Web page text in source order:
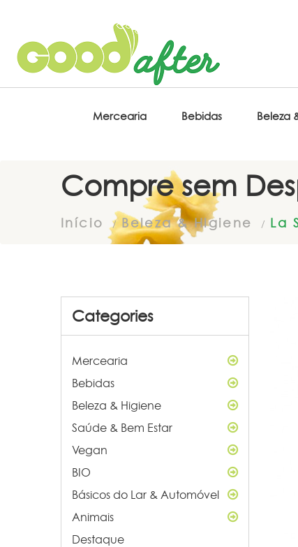
Mercearia Bebidas Beleza
Compre sem
Início Beleza & Higiene La
Categories
Mercearia
Bebidas
Beleza & Higiene
Saúde & Bem Estar
Vegan
BIO
Básicos do Lar & Automóvel
Animais
Destaque